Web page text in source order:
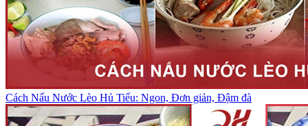
Cách Nấu Nước Lèo Hủ Tiếu: Ngon, Đơn giản, Đậm đà